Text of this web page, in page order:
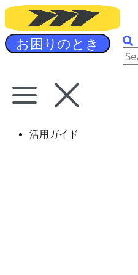
Skip
to
content
お困りのとき
活用ガイド